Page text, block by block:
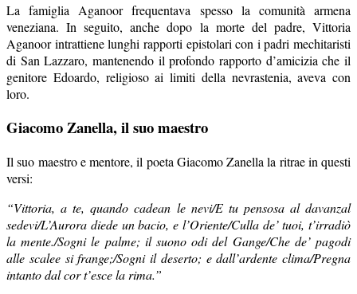
La famiglia Aganoor frequentava spesso la comunità armena
veneziana. In seguito, anche dopo la morte del padre, Vittoria
Aganoor intrattiene lunghi rapporti epistolari con i padri mechitaristi
di San Lazzaro, mantenendo il profondo rapporto d’amicizia che il
genitore Edoardo, religioso ai limiti della nevrastenia, aveva con
loro.
Giacomo Zanella, il suo maestro
Il suo maestro e mentore, il poeta Giacomo Zanella la ritrae in questi
versi:
“Vittoria, a te, quando cadean le nevi/E tu pensosa al davanzal
sedevi/L’Aurora diede un bacio, e l’Oriente/Culla de’ tuoi, t’irradiò
la mente./Sogni le palme; il suono odi del Gange/Che de’ pagodi
alle scalee si frange;/Sogni il deserto; e dall’ardente clima/Pregna
intanto dal cor t’esce la rima.”